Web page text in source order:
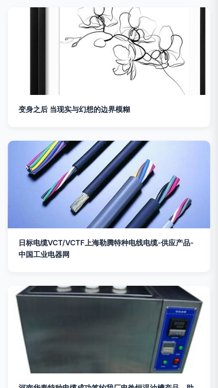
变身之后 当现实与幻想的边界模糊
日标电缆VCT/VCTF上海勒腾特种电线电缆-供应产品-
中国工业电器网